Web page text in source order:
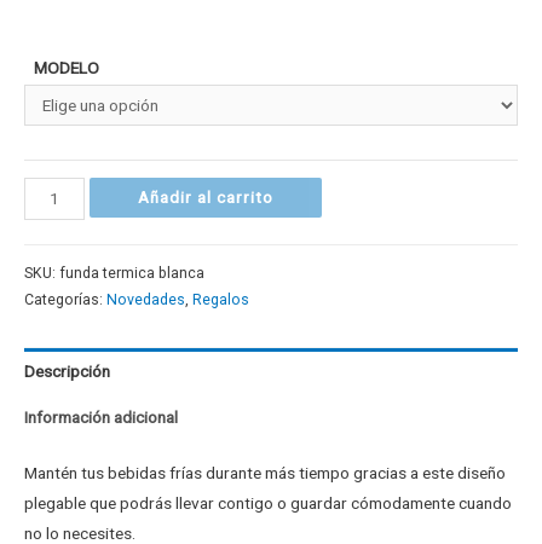
MODELO
Añadir al carrito
SKU: funda termica blanca
Categorías: Novedades, Regalos
Descripción
Información adicional
Mantén tus bebidas frías durante más tiempo gracias a este diseño
plegable que podrás llevar contigo o guardar cómodamente cuando
no lo necesites.